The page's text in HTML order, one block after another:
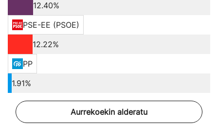
12.40%
PSE-EE (PSOE)
12.22%
PP
1.91%
Aurrekoekin alderatu